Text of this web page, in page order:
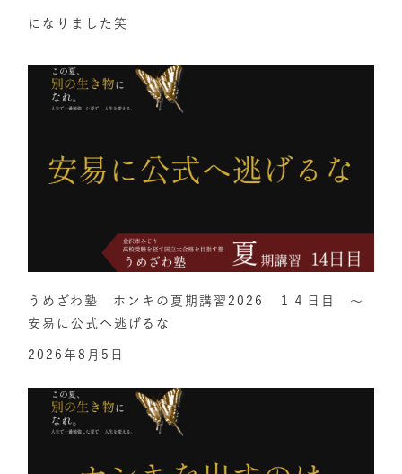
になりました笑
うめざわ塾 ホンキの夏期講習2026 １４日目 ～
安易に公式へ逃げるな
2026年8月5日